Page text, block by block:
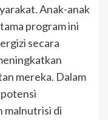
Anak-anak
program ini
secara
mereka. Dalam
malnutrisi di